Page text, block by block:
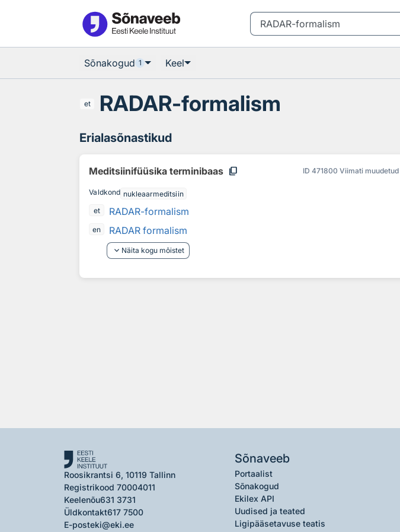
Sõnakogud 1 Keel
et RADAR-formalism
Erialasõnastikud
Meditsiinifüüsika terminibaas content_copy ID 471800 Viimati muudetud
Valdkond nukleaarmeditsiin
et
RADAR-formalism
en
RADAR formalism
keyboard_arrow_down Näita kogu mõistet
Roosikrantsi 6, 10119 Tallinn
Registrikood 70004011
Keelenõu631 3731
Üldkontakt617 7500
E-posteki@eki.ee
Sõnaveeb
Portaalist
Sõnakogud
Ekilex API
Uudised ja teated
Ligipääsetavuse teatis